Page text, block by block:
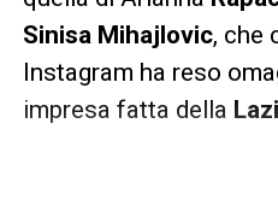
Sinisa Mihajlovic, che
Instagram ha reso
impresa fatta della